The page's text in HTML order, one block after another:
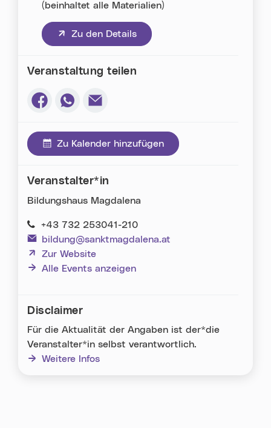
(beinhaltet alle Materialien)
Zu den Details
(neues Fenster)
Veranstaltung teilen
Zu Kalender hinzufügen
Veranstalter*in
Bildungshaus Magdalena
+43 732 253041-210
bildung@sanktmagdalena.at
Zur Website
(neues Fenster)
Alle Events anzeigen
Disclaimer
Für die Aktualität der Angaben ist der*die
Veranstalter*in selbst verantwortlich.
Weitere Infos